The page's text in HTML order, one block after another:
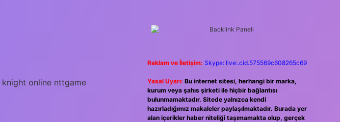
knight online nttgame
Reklam ve İletişim: Skype: live:.cid.575569c608265c69
Yasal Uyarı: Bu internet sitesi, herhangi bir marka,
kurum veya şahıs şirketi ile hiçbir bağlantısı
bulunmamaktadır. Sitede yalnızca kendi
hazırladığımız makaleler paylaşılmaktadır. Burada yer
alan içerikler haber niteliği taşımamakta olup, gerçek